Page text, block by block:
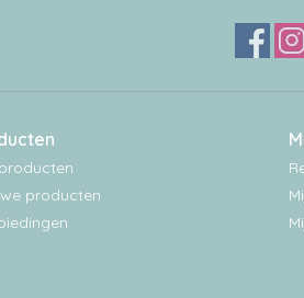
producten